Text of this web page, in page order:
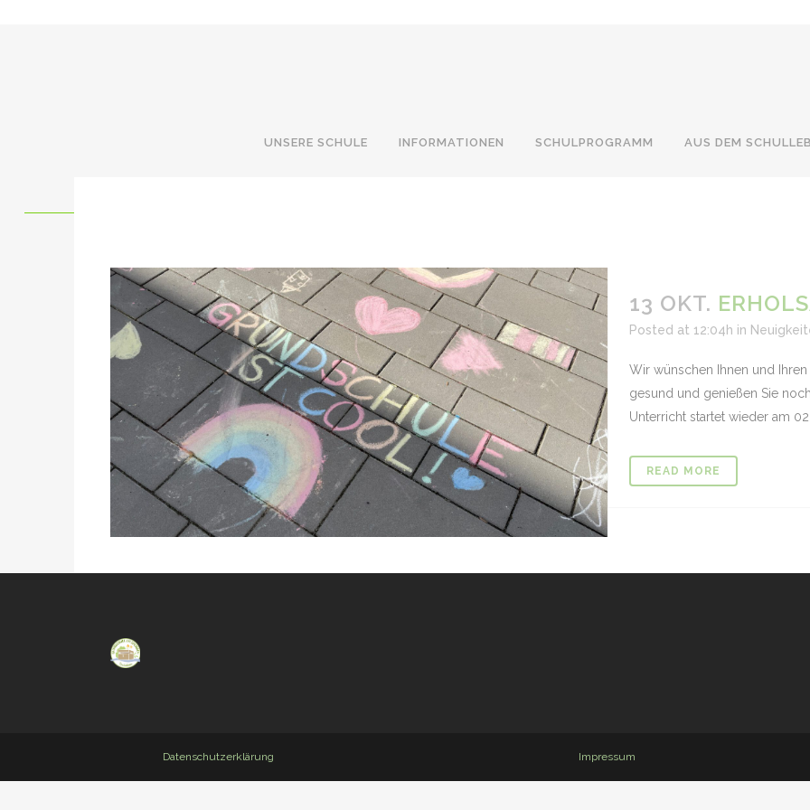
UNSERE SCHULE INFORMATIONEN SCHULPROGRAMM AUS DEM
13 OKT.
Posted at 12:04h in
Wir wünschen Ihnen und
gesund und genießen Sie
Unterricht startet wieder am
READ MORE
Datenschutzerklärung Impressum